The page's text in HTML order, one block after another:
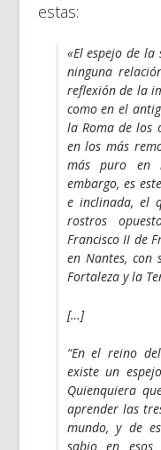
estas:
«El espejo de la
ninguna
reflexión de la
como en el
la Roma de los
en los más
más puro en
embargo, es
e inclinada, el
rostros
Francisco II de
en Nantes, con
Fortaleza y la
[…]
“En el reino
existe un
Quienquiera
aprender las
mundo, y de
sabio en